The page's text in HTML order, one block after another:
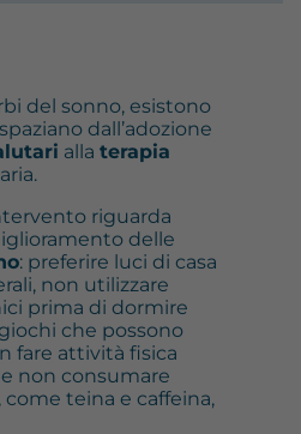
del sonno, esistono
dall’adozione
alla terapia
riguarda
delle
: preferire luci di casa
non utilizzare
prima di dormire
che possono
fare attività fisica
non consumare
teina e caffeina,